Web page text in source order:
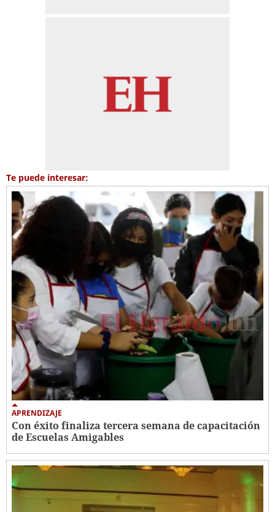
Te puede interesar:
APRENDIZAJE
Con éxito finaliza tercera semana de capacitación
de Escuelas Amigables